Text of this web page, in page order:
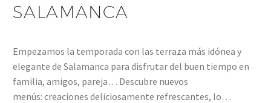
SALAMANCA
Empezamos la temporada con las terraza más idónea y
elegante de Salamanca para disfrutar del buen tiempo en
familia, amigos, pareja… Descubre nuevos
menús: creaciones deliciosamente refrescantes, lo…